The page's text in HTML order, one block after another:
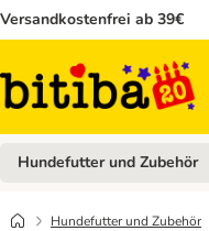
Versandkostenfrei ab 39€
Hundefutter und Zubehör
Hundefutter und Zubehör